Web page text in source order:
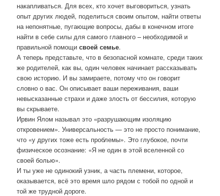
накапливаться. Для всех, кто хочет выговориться, узнать
опыт других людей, поделиться своим опытом, найти ответы
на непонятные, пугающие вопросы, дабы в конечном итоге
найти в себе силы для самого главного – необходимой и
правильной помощисвоей семье.
А теперь представьте, что в безопасной комнате, среди таких
же родителей, как вы, один человек начинает рассказывать
свою историю. И вы замираете, потому что он говорит
словно о вас. Он описывает ваши переживания, ваши
невысказанные страхи и даже злость от бессилия, которую
вы скрываете.
Ирвин Ялом называл это «разрушающим изоляцию
откровением». Универсальность — это не просто понимание,
что «у других тоже есть проблемы». Это глубокое, почти
физическое осознание: «Я не один в этой вселенной со
своей болью».
И ты уже не одинокий узник, а часть племени, которое,
оказывается, всё это время шло рядом с тобой по одной и
той же трудной дороге.